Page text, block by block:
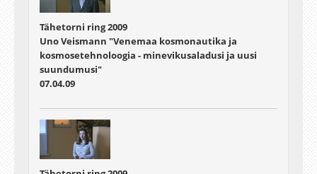
Tähetorni ring 2009
Uno Veismann "Venemaa kosmonautika ja
kosmosetehnoloogia - minevikusaladusi ja uusi
suundumusi"
07.04.09